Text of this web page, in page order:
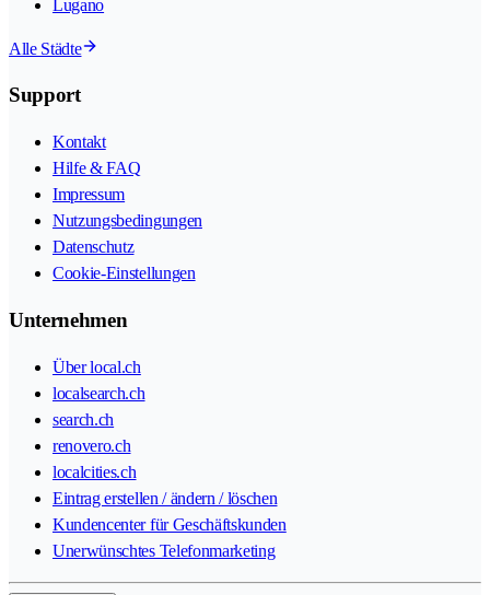
Lugano
Alle Städte
Support
Kontakt
Hilfe & FAQ
Impressum
Nutzungsbedingungen
Datenschutz
Cookie-Einstellungen
Unternehmen
Über local.ch
localsearch.ch
search.ch
renovero.ch
localcities.ch
Eintrag erstellen / ändern / löschen
Kundencenter für Geschäftskunden
Unerwünschtes Telefonmarketing